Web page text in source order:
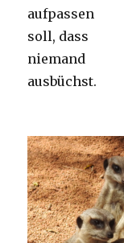
aufpassen
soll, dass
niemand
ausbüchst.